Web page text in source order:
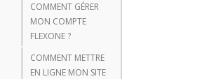
COMMENT GÉRER
MON COMPTE
FLEXONE ?
COMMENT METTRE
EN LIGNE MON SITE